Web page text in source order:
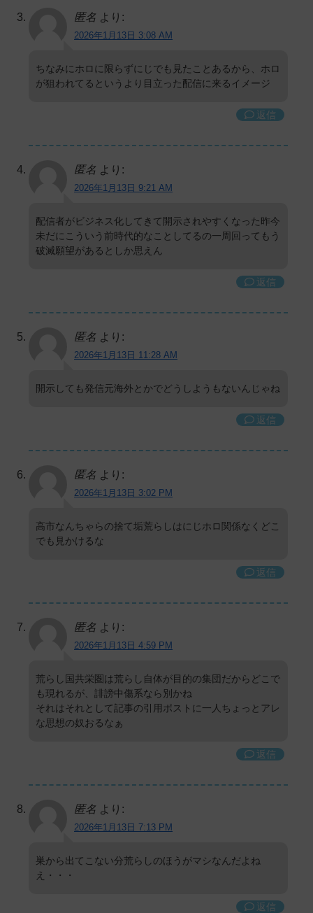
匿名 より:
2026年1月13日 3:08 AM
ちなみにホロに限らずにじでも見たことあるから、ホロ
が狙われてるというより目立った配信に来るイメージ
返信
匿名 より:
2026年1月13日 9:21 AM
配信者がビジネス化してきて開示されやすくなった昨今
未だにこういう前時代的なことしてるの一周回ってもう
破滅願望があるとしか思えん
返信
匿名 より:
2026年1月13日 11:28 AM
開示しても発信元海外とかでどうしようもないんじゃね
返信
匿名 より:
2026年1月13日 3:02 PM
高市なんちゃらの捨て垢荒らしはにじホロ関係なくどこ
でも見かけるな
返信
匿名 より:
2026年1月13日 4:59 PM
荒らし国共栄圏は荒らし自体が目的の集団だからどこで
も現れるが、誹謗中傷系なら別かね
それはそれとして記事の引用ポストに一人ちょっとアレ
な思想の奴おるなぁ
返信
匿名 より:
2026年1月13日 7:13 PM
巣から出てこない分荒らしのほうがマシなんだよね
え・・・
返信